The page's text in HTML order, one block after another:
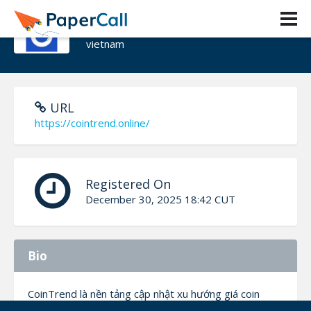
Coin Trend
vietnam
URL
https://cointrend.online/
Registered On
December 30, 2025 18:42 CUT
Bio
CoinTrend là nền tảng cập nhật xu hướng giá coin